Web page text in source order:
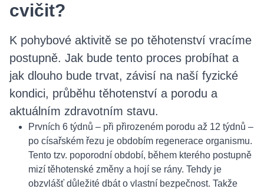
cvičit?
K pohybové aktivitě se po těhotenství vracíme
postupně. Jak bude tento proces probíhat a
jak dlouho bude trvat, závisí na naší fyzické
kondici, průběhu těhotenství a porodu a
aktuálním zdravotním stavu.
Prvních 6 týdnů – při přirozeném porodu až 12 týdnů –
po císařském řezu je obdobím regenerace organismu.
Tento tzv. poporodní období, během kterého postupně
mizí těhotenské změny a hojí se rány. Tehdy je
obzvlášť důležité dbát o vlastní bezpečnost. Takže